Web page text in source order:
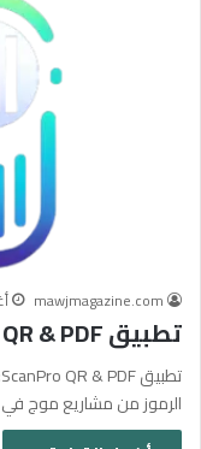
mawjmagazine.com
تطبيق ScanPro QR & PDF
الرموز من مشاريع موج في